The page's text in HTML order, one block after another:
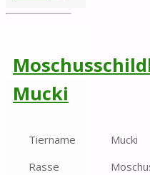
Mucki
Tiername
Mucki
Rasse